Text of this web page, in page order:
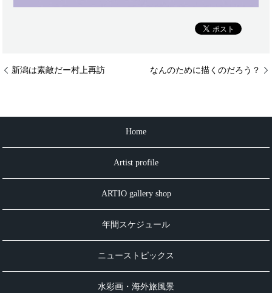
新潟は素敵だー村上再訪 なんのために描くのだろう？
Home
Artist profile
ARTIO gallery shop
年間スケジュール
ニューストピックス
水彩画・海外旅風景